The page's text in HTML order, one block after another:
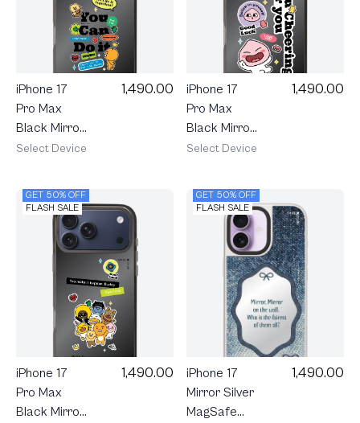
iPhone 17
Pro Max
Black Mirror
MagSafe
Quote You
Can Do It
1,490.00
Select Device
iPhone 17
Pro Max
Black Mirror
MagSafe
Quote
Apeach
1,490.00
Select Device
GET 50% OFF
FLASH SALE
iPhone 17
Pro Max
Black Mirror
1,490.00
GET 50% OFF
FLASH SALE
iPhone 17
Mirror Silver
MagSafe
1,490.00